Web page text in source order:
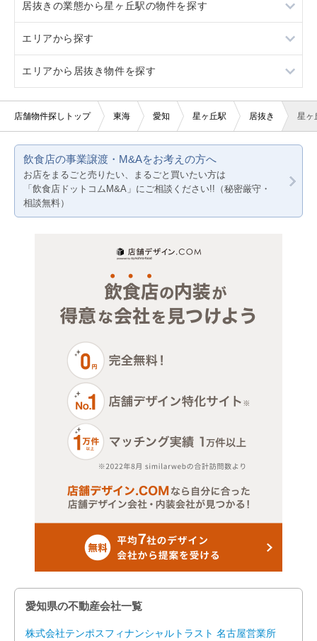
ロードサイド物件
駐車場あり
看板取り付け可
20坪以下
1階
重飲食
軽飲食
美容室・理容室
サロン（マッサージ・エステ・ネイルなど）
物販・小売
ジム・教室・スタジオ
居抜きの業態から星ヶ丘駅の物件を探す
アジア料理
その他
その他店舗物件
エリアから探す
愛知
静岡
三重
エリアから居抜き物件を探す
愛知
岐阜
三重
店舗物件探しトップ 東海 愛知 星ヶ丘駅 居抜き 星ヶ
飲食店の事業譲渡・M&Aをお考えの方へ
お店をまるごと売りたい、まるごと買いたい方は
「飲食店ドットコムM&A」にご相談ください!!（秘密厳守・
相談無料）
愛知県の不動産会社一覧
株式会社テンポスフィナンシャルトラスト 名古屋営業所